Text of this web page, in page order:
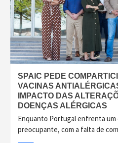
SPAIC PEDE
VACINAS
IMPACTO DAS
DOENÇAS ALÉRGICAS
Enquanto Portugal enfrenta um
preocupante, com a falta de